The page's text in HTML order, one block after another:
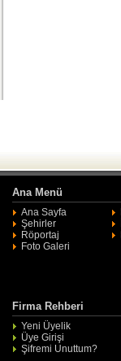
Ana Menü
Ana Sayfa
Şehirler
Röportaj
Foto Galeri
Firma Rehberi
Yeni Üyelik
Üye Girişi
Şifremi Unuttum?